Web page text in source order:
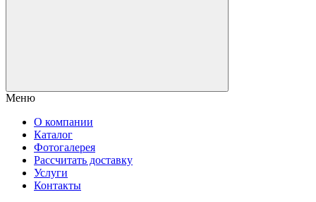
Меню
О компании
Каталог
Фотогалерея
Рассчитать доставку
Услуги
Контакты